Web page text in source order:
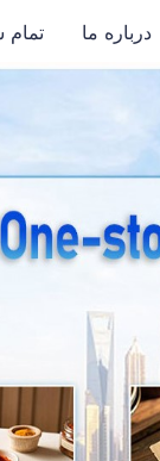
تمام درباره ما